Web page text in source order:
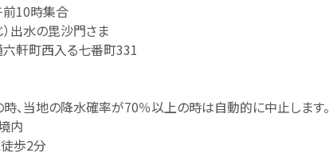
10時集合
出水の毘沙門さま
軒町西入る七番町331
、当地の降水確率が70％以上の時は自動的に中止します。
内
歩2分